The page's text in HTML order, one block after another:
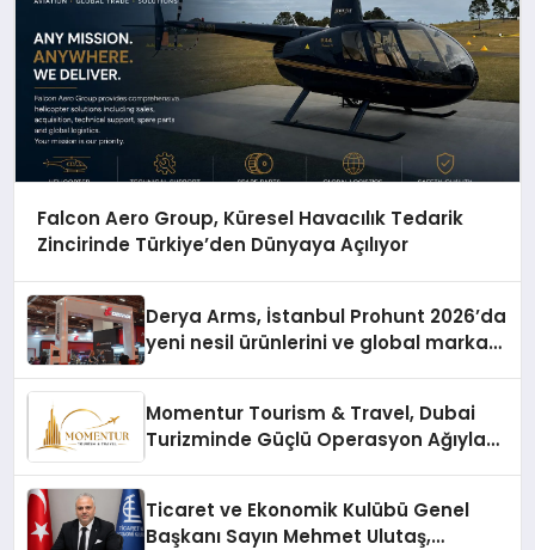
Falcon Aero Group, Küresel Havacılık Tedarik
Zincirinde Türkiye’den Dünyaya Açılıyor
Derya Arms, İstanbul Prohunt 2026’da
yeni nesil ürünlerini ve global marka
Momentur Tourism & Travel, Dubai
Turizminde Güçlü Operasyon Ağıyla
Ticaret ve Ekonomik Kulübü Genel
Başkanı Sayın Mehmet Ulutaş,